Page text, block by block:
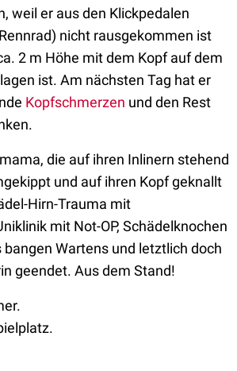
weil er aus den Klickpedalen
nicht rausgekommen ist
2 m Höhe mit dem Kopf auf dem
ist. Am nächsten Tag hat er
Kopfschmerzen und den Rest
die auf ihren Inlinern stehend
und auf ihren Kopf geknallt
Hirn-Trauma mit
mit Not-OP, Schädelknochen
bangen Wartens und letztlich doch
geendet. Aus dem Stand!